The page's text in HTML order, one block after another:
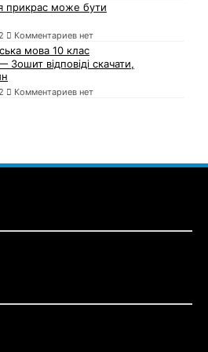
прикрас може бути
Комментариев нет
мова 10 клас
відповіді скачати,
Комментариев нет